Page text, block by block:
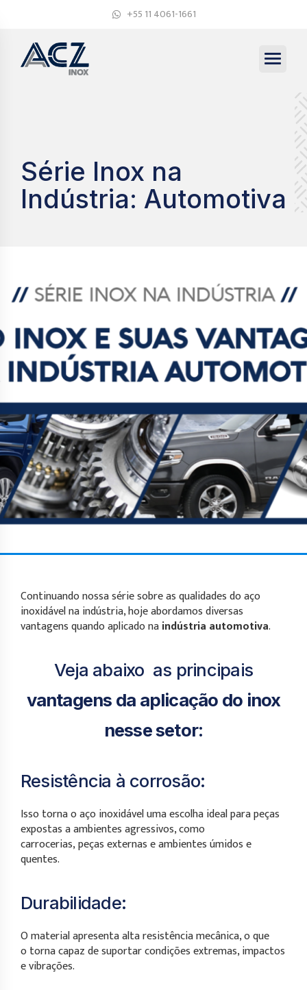
+55 11 4061-1661
Série Inox na
Indústria: Automotiva
Continuando nossa série sobre as qualidades do aço
inoxidávelnaindústria, hoje abordamos diversas
vantagens quando aplicadonaindústria automotiva.
Veja abaixo as principais
vantagens da aplicação do inox
nesse setor:
Resistência à corrosão:
Isso torna o aço inoxidável uma escolha ideal para peças
expostas a ambientes agressivos, como
carrocerias, peças externas e ambientes úmidos e
quentes.
Durabilidade:
O material apresenta alta resistência mecânica, o que
o torna capaz de suportar condições extremas, impactos
e vibrações.